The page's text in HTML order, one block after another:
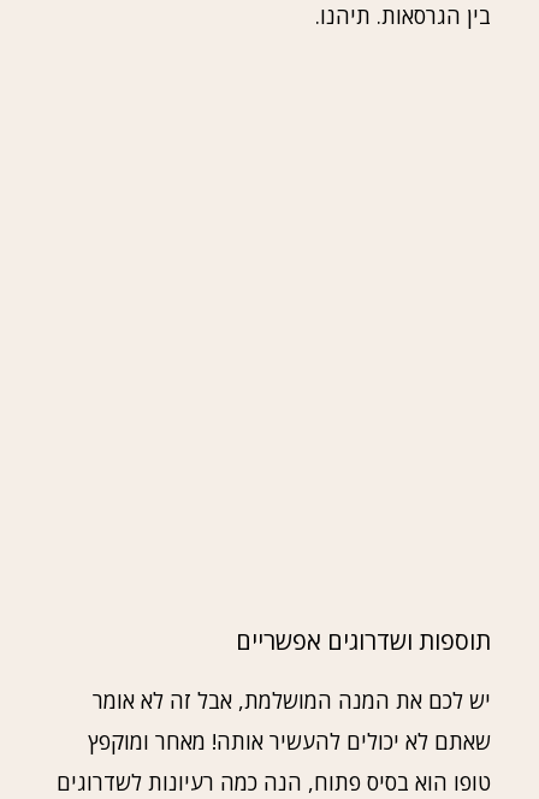
בין הגרסאות. תיהנו.
תוספות ושדרוגים אפשריים
יש לכם את המנה המושלמת, אבל זה לא אומר
שאתם לא יכולים להעשיר אותה! מאחר ומוקפץ
טופו הוא בסיס פתוח, הנה כמה רעיונות לשדרוגים